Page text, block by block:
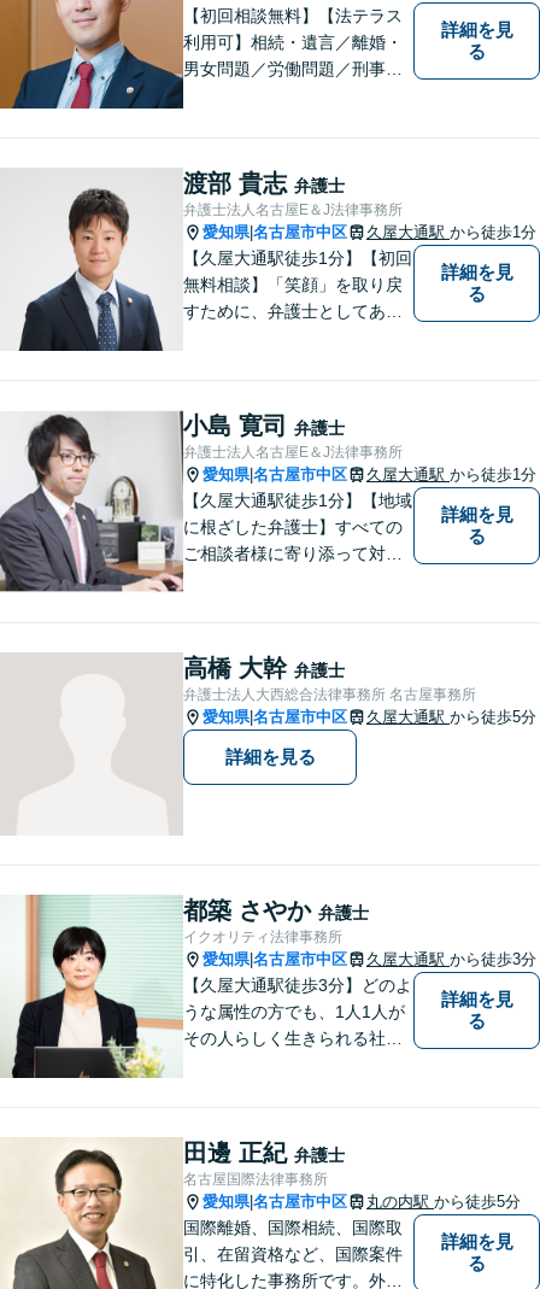
ブルに対応。
【初回相談無料】【法テラス
利用可】相続・遺言／離婚・
男女問題／労働問題／刑事事
ご提供。小さなお困り事でも
構いません【夜間・休日面
談】【完全個室】【今池駅3
分】
詳細を見
る
渡部 貴志 弁護士
弁護士法人名古屋E＆J法律事務所
愛知県|名古屋市中区 久屋大通駅 から徒歩1分
【久屋大通駅徒歩1分】【初回
無料相談】「笑顔」を取り戻
すために、弁護士としてあら
れるようリードいたします。
まずは無料相談をご利用くだ
さい。【女性弁護士在籍】
詳細を見
る
小島 寛司 弁護士
弁護士法人名古屋E＆J法律事務所
愛知県|名古屋市中区 久屋大通駅 から徒歩1分
【久屋大通駅徒歩1分】【地域
に根ざした弁護士】すべての
ご相談者様に寄り添って対応
ルに対応可能。【明確な料金
体系】当事務所は信頼と安心
をモットーに業務に取り組ん
でいます。
詳細を見
る
高橋 大幹 弁護士
弁護士法人大西総合法律事務所 名古屋事務所
愛知県|名古屋市中区 久屋大通駅 から徒歩5分
詳細を見る
都築 さやか 弁護士
イクオリティ法律事務所
愛知県|名古屋市中区 久屋大通駅 から徒歩3分
【久屋大通駅徒歩3分】どのよ
うな属性の方でも、1人1人が
その人らしく生きられる社会
ど、女性の法律問題に幅広く
対応可能です。ぜひご相談く
ださい。
詳細を見
る
田邊 正紀 弁護士
名古屋国際法律事務所
愛知県|名古屋市中区 丸の内駅 から徒歩5分
国際離婚、国際相続、国際取
引、在留資格など、国際案件
に特化した事務所です。外国
詳細を見
る